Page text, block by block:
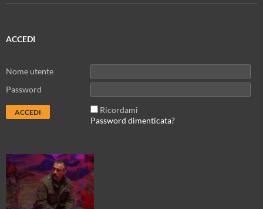
ACCEDI
Nome utente
Password
Ricordami
Password dimenticata?